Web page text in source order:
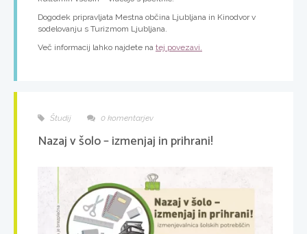
Dogodek pripravljata Mestna občina Ljubljana in Kinodvor v
sodelovanju s Turizmom Ljubljana.
Več informacij lahko najdete na tej povezavi.
Študij 0 komentarjev
Nazaj v šolo – izmenjaj in prihrani!